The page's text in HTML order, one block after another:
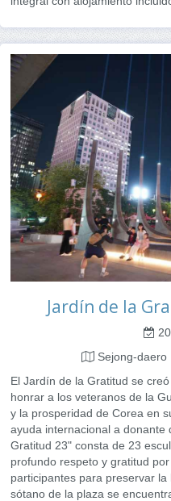
Jardín de la
Sejong-daero
El Jardín de la Gratitud se
honrar a los veteranos de la
y la prosperidad de Corea en
ayuda internacional a donante
Gratitud 23" consta de 23
profundo respeto y gratitud
participantes para preservar
sótano de la plaza se